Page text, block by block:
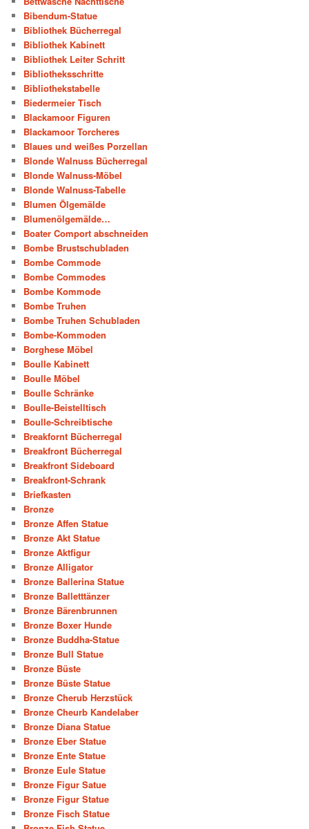
Bibendum-Statue
Bibliothek Bücherregal
Bibliothek Kabinett
Bibliothek Leiter Schritt
Bibliotheksschritte
Bibliothekstabelle
Biedermeier Tisch
Blackamoor Figuren
Blackamoor Torcheres
Blaues und weißes Porzellan
Blonde Walnuss Bücherregal
Blonde Walnuss-Möbel
Blonde Walnuss-Tabelle
Blumen Ölgemälde
Blumenölgemälde…
Boater Comport abschneiden
Bombe Brustschubladen
Bombe Commode
Bombe Commodes
Bombe Kommode
Bombe Truhen
Bombe Truhen Schubladen
Bombe-Kommoden
Borghese Möbel
Boulle Kabinett
Boulle Möbel
Boulle Schränke
Boulle-Beistelltisch
Boulle-Schreibtische
Breakfornt Bücherregal
Breakfront Bücherregal
Breakfront Sideboard
Breakfront-Schrank
Briefkasten
Bronze
Bronze Affen Statue
Bronze Akt Statue
Bronze Aktfigur
Bronze Alligator
Bronze Ballerina Statue
Bronze Balletttänzer
Bronze Bärenbrunnen
Bronze Boxer Hunde
Bronze Buddha-Statue
Bronze Bull Statue
Bronze Büste
Bronze Büste Statue
Bronze Cherub Herzstück
Bronze Cheurb Kandelaber
Bronze Diana Statue
Bronze Eber Statue
Bronze Ente Statue
Bronze Eule Statue
Bronze Figur Satue
Bronze Figur Statue
Bronze Fisch Statue